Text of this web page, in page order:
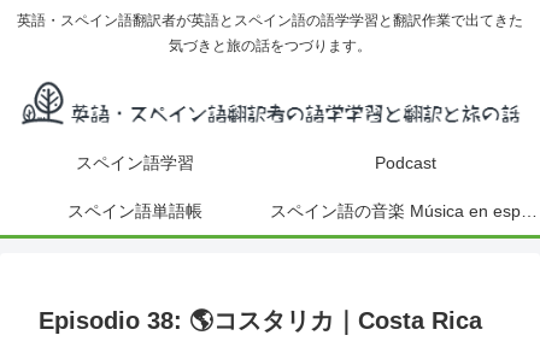
英語・スペイン語翻訳者が英語とスペイン語の語学学習と翻訳作業で出てきた
気づきと旅の話をつづります。
スペイン語学習 Podcast
スペイン語単語帳
Episodio 38: 🌎コスタリカ｜Costa Rica